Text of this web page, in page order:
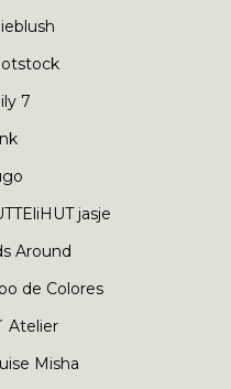
7
jasje
Around
de Colores
Atelier
Misha